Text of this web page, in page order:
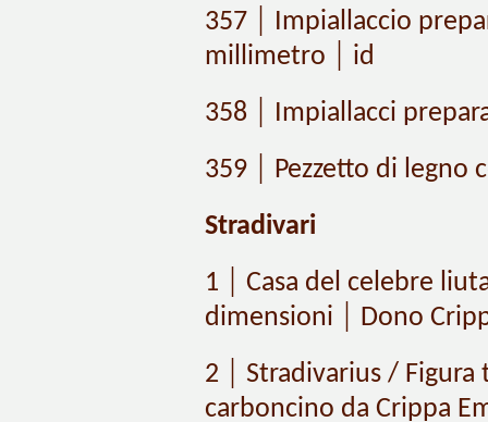
357 │ Impiallaccio
millimetro │ id
358 │ Impiallacci
359 │ Pezzetto di legno
Stradivari
1 │ Casa del celebre
dimensioni │ Dono
2 │ Stradivarius /
carboncino da Crippa